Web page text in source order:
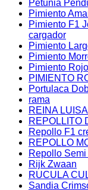
Petunia
Pimiento
Pimiento F1
cargador
Pimiento
Pimiento
Pimiento
PIMIENTO
Portulaca
rama
REINA
REPOLLITO
Repollo F1
REPOLLO
Repollo
Rijk Zwaan
RUCULA
Sandia